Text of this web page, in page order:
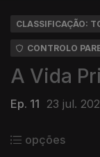
CLASSIFICAÇÃO:
CONTROLO
A Vida
Ep. 11 23 jul.
opções